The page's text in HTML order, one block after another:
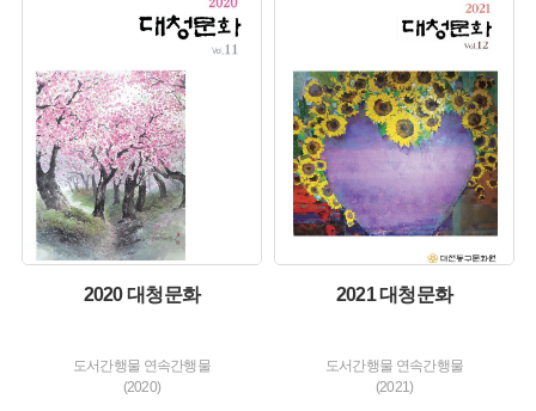
소장 :
2020 대청문화
도서간행물 연속간행물
(2020)
소장 :
2021 대청문화
도서간행물 연속간행물
(2021)